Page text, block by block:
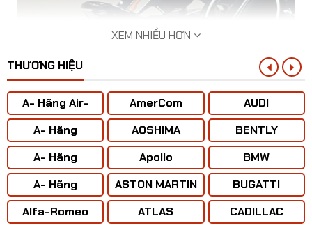
Mô hình xe Bugatti Altlantic Concept tỷ lệ 1:32
XEM NHIỀU HƠN
THƯƠNG HIỆU
A- Hãng Air-
BUS
A- Hãng
ANTONOV ( Liên
Xô)
A- Hãng
BOENING
A- Hãng
CONCORD
Alfa-Romeo
AmerCom
AOSHIMA
Apollo
ASTON MARTIN
ATLAS
AUDI
BENTLY
BMW
BUGATTI
CADILLAC